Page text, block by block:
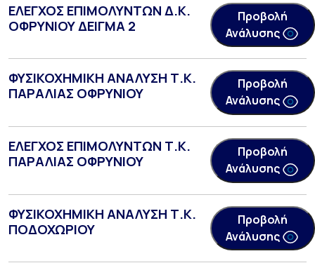
ΕΛΕΓΧΟΣ ΕΠΙΜΟΛΥΝΤΩΝ Δ.Κ.
ΟΦΡΥΝΙΟΥ ΔΕΙΓΜΑ 2
Προβολή
Ανάλυσης
ΦΥΣΙΚΟΧΗΜΙΚΗ ΑΝΑΛΥΣΗ Τ.Κ.
ΠΑΡΑΛΙΑΣ ΟΦΡΥΝΙΟΥ
Προβολή
Ανάλυσης
ΕΛΕΓΧΟΣ ΕΠΙΜΟΛΥΝΤΩΝ Τ.Κ.
ΠΑΡΑΛΙΑΣ ΟΦΡΥΝΙΟΥ
Προβολή
Ανάλυσης
ΦΥΣΙΚΟΧΗΜΙΚΗ ΑΝΑΛΥΣΗ Τ.Κ.
ΠΟΔΟΧΩΡΙΟΥ
Προβολή
Ανάλυσης